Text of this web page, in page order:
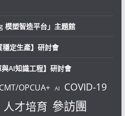
塑智造平台」主題館
定生產】研討會
AI知識工程】研討會
OPCUA+ AI COVID-19
人才培育 參訪團